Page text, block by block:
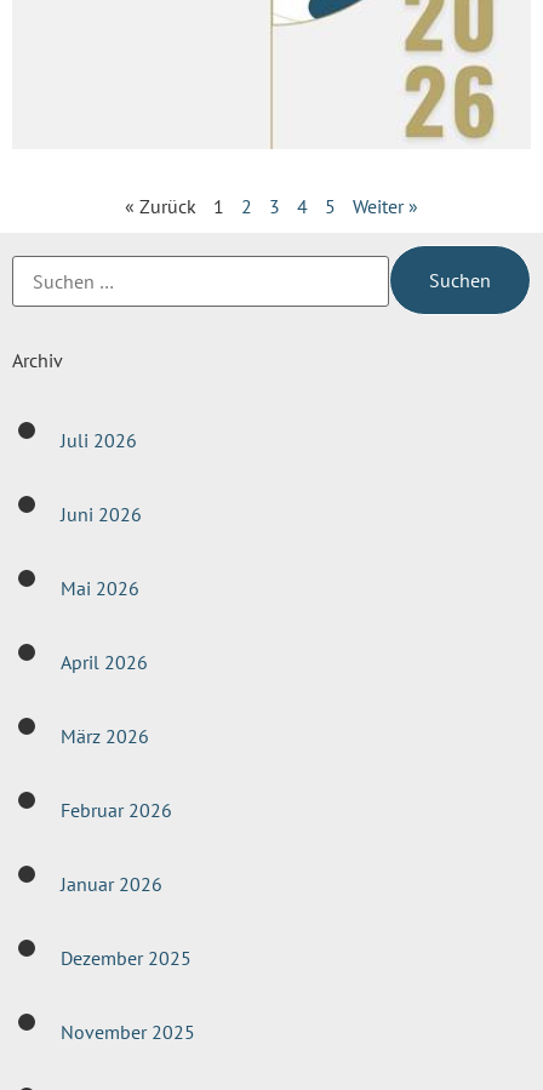
« Zurück 1 2 3 4 5 Weiter »
Archiv
Juli 2026
Juni 2026
Mai 2026
April 2026
März 2026
Februar 2026
Januar 2026
Dezember 2025
November 2025